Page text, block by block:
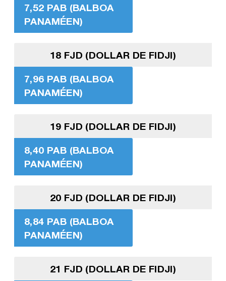
7,52 PAB (BALBOA
PANAMÉEN)
18 FJD (DOLLAR DE FIDJI)
7,96 PAB (BALBOA
PANAMÉEN)
19 FJD (DOLLAR DE FIDJI)
8,40 PAB (BALBOA
PANAMÉEN)
20 FJD (DOLLAR DE FIDJI)
8,84 PAB (BALBOA
PANAMÉEN)
21 FJD (DOLLAR DE FIDJI)